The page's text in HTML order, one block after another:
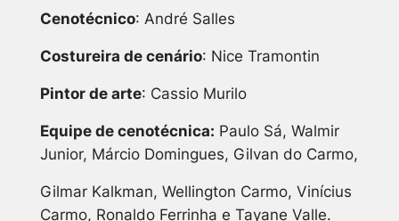
Cenotécnico: André Salles
Costureira de cenário: Nice Tramontin
Pintor de arte: Cassio Murilo
Equipe de cenotécnica: Paulo Sá, Walmir
Junior, Márcio Domingues, Gilvan do Carmo,
Gilmar Kalkman, Wellington Carmo, Vinícius
Carmo, Ronaldo Ferrinha e Tayane Valle.